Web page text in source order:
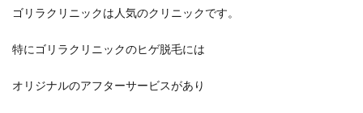
ゴリラクリニックは人気のクリニックです。
特にゴリラクリニックのヒゲ脱毛には
オリジナルのアフターサービスがあり